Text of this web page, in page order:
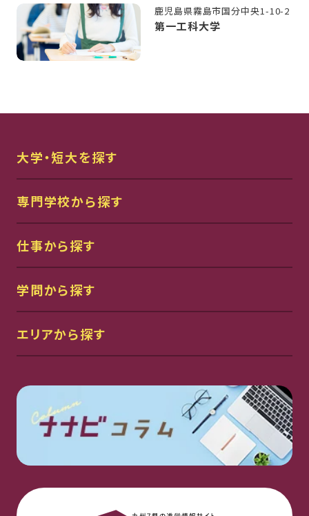
鹿児島県霧島市国分中央1-10-2
第一工科大学
大学・短大を探す
専門学校から探す
仕事から探す
学問から探す
エリアから探す